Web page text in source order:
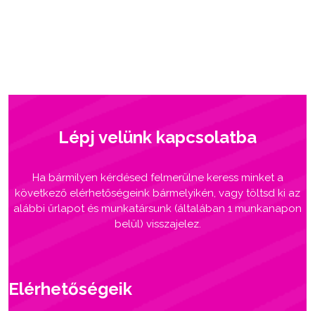
Lépj velünk kapcsolatba
Ha bármilyen kérdésed felmerülne keress minket a
következő elérhetőségeink bármelyikén, vagy töltsd ki az
alábbi űrlapot és munkatársunk (általában 1 munkanapon
belül) visszajelez.
Elérhetőségeik